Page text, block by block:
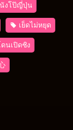
งโป๊ญี่ปุ่น
เย็ดไม่หยุด
นเปิดซิง